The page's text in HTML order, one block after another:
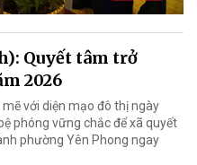
Quyết tâm trở
2026
với diện mạo đô thị ngày
phóng vững chắc để xã quyết
phường Yên Phong ngay